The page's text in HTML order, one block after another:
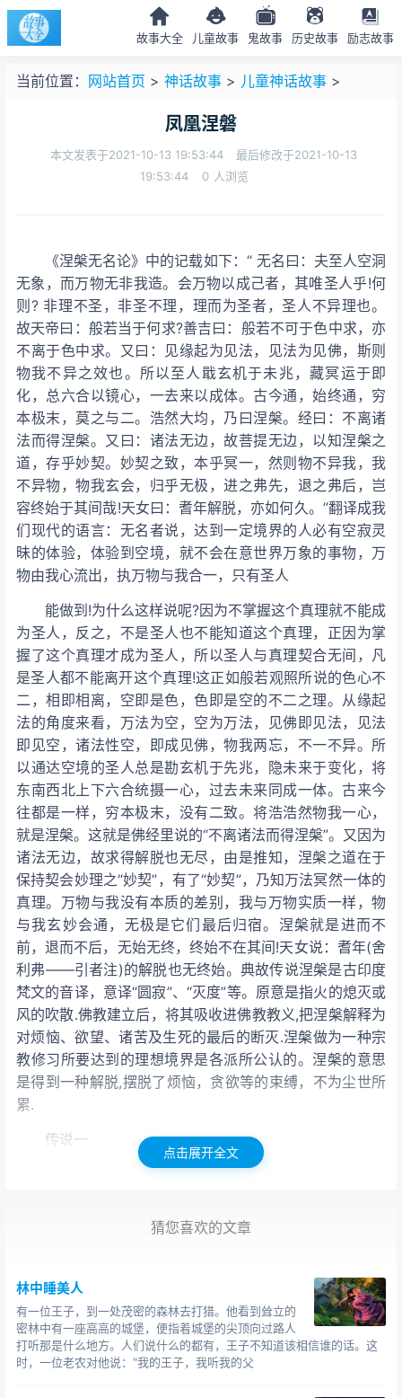
故事大全 儿童故事 鬼故事 历史故事 励志故事
当前位置： 网站首页 > 神话故事 > 儿童神话故事 >
凤凰涅磐
本文发表于2021-10-13 19:53:44
最后修改于2021-10-13
19:53:44
0 人浏览
《涅槃无名论》中的记载如下：“ 无名曰：夫至人空洞
无象，而万物无非我造。会万物以成己者，其唯圣人乎!何
则? 非理不圣，非圣不理，理而为圣者，圣人不异理也。
故天帝曰：般若当于何求?善吉曰：般若不可于色中求，亦
不离于色中求。又曰：见缘起为见法，见法为见佛，斯则
物我不异之效也。所以至人戢玄机于未兆，藏冥运于即
化，总六合以镜心，一去来以成体。古今通，始终通，穷
本极末，莫之与二。浩然大均，乃曰涅槃。经曰：不离诸
法而得涅槃。又曰：诸法无边，故菩提无边，以知涅槃之
道，存乎妙契。妙契之致，本乎冥一，然则物不异我，我
不异物，物我玄会，归乎无极，进之弗先，退之弗后，岂
容终始于其间哉!天女曰：耆年解脱，亦如何久。”翻译成我
们现代的语言：无名者说，达到一定境界的人必有空寂灵
昧的体验，体验到空境，就不会在意世界万象的事物，万
物由我心流出，执万物与我合一，只有圣人
能做到!为什么这样说呢?因为不掌握这个真理就不能成
为圣人，反之，不是圣人也不能知道这个真理，正因为掌
握了这个真理才成为圣人，所以圣人与真理契合无间，凡
是圣人都不能离开这个真理!这正如般若观照所说的色心不
二，相即相离，空即是色，色即是空的不二之理。从缘起
法的角度来看，万法为空，空为万法，见佛即见法，见法
即见空，诸法性空，即成见佛，物我两忘，不一不异。所
以通达空境的圣人总是勘玄机于先兆，隐未来于变化，将
东南西北上下六合统摄一心，过去未来同成一体。古来今
往都是一样，穷本极末，没有二致。将浩浩然物我一心，
就是涅槃。这就是佛经里说的“不离诸法而得涅槃”。又因为
诸法无边，故求得解脱也无尽，由是推知，涅槃之道在于
保持契会妙理之“妙契”，有了“妙契”，乃知万法冥然一体的
真理。万物与我没有本质的差别，我与万物实质一样，物
与我玄妙会通，无极是它们最后归宿。涅槃就是进而不
前，退而不后，无始无终，终始不在其间!天女说：耆年(舍
利弗——引者注)的解脱也无终始。典故传说涅槃是古印度
梵文的音译，意译“圆寂”、“灭度”等。原意是指火的熄灭或
风的吹散.佛教建立后，将其吸收进佛教教义,把涅槃解释为
对烦恼、欲望、诸苦及生死的最后的断灭.涅槃做为一种宗
教修习所要达到的理想境界是各派所公认的。 涅槃的意思
是得到一种解脱,摆脱了烦恼，贪欲等的束缚，不为尘世所
累.
传说一
一个与火有关的美丽
。传说中的天方国，有一对神
鸟，雄为凤，雌为凰。满五百岁后，集香木自焚，复从死
灰中更生，从此鲜美异常，不再死。雄奇的大黑山上，全
彩激光灯映射出长达数公里的时光隧道和漫天的云彩，高
达十米的烈焰从山顶喷薄而出，飞瀑飞流直下，在水与火
点击展开全文
猜您喜欢的文章
林中睡美人
有一位王子，到一处茂密的森林去打猎。他看到耸立的
密林中有一座高高的城堡，便指着城堡的尖顶向过路人
打听那是什么地方。人们说什么的都有，王子不知道该相信谁的话。这
时，一位老农对他说："我的王子，我听我的父